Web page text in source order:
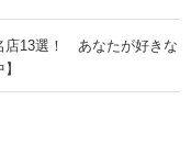
店13選！ あなたが好きな